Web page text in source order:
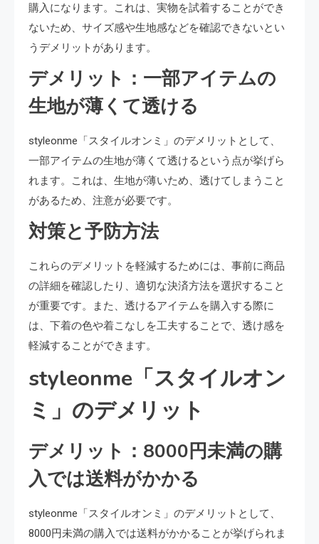
購入になります。これは、実物を試着することができ
ないため、サイズ感や生地感などを確認できないとい
うデメリットがあります。
デメリット：一部アイテムの
生地が薄くて透ける
styleonme「スタイルオンミ」のデメリットとして、
一部アイテムの生地が薄くて透けるという点が挙げら
れます。これは、生地が薄いため、透けてしまうこと
があるため、注意が必要です。
対策と予防方法
これらのデメリットを軽減するためには、事前に商品
の詳細を確認したり、適切な決済方法を選択すること
が重要です。また、透けるアイテムを購入する際に
は、下着の色や着こなしを工夫することで、透け感を
軽減することができます。
styleonme「スタイルオン
ミ」のデメリット
デメリット：8000円未満の購
入では送料がかかる
styleonme「スタイルオンミ」のデメリットとして、
8000円未満の購入では送料がかかることが挙げられま